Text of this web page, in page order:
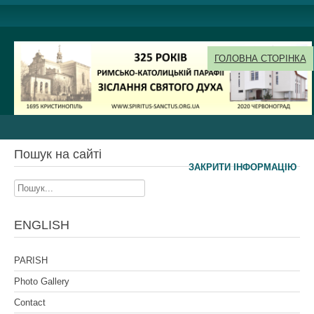
ГОЛОВНА СТОРІНКА
Пошук на сайті
Пошук...
ENGLISH
PARISH
Photo Gallery
Contact
ЗАКРИТИ ІНФОРМАЦІЮ